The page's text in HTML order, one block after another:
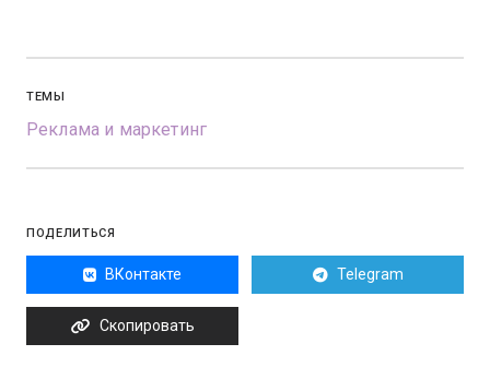
ТЕМЫ
Реклама и маркетинг
ПОДЕЛИТЬСЯ
ВКонтакте Telegram
Скопировать